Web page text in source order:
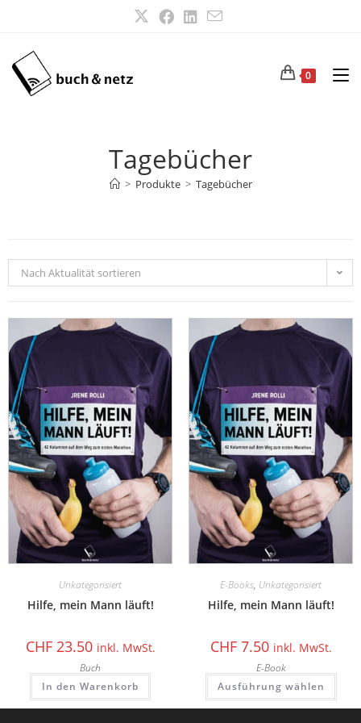
0
Tagebücher
> Produkte > Tagebücher
Nach Aktualität sortieren
Unkategorisiert
Hilfe, mein Mann läuft!
CHF23.50 inkl. MwSt.
Buch
In den Warenkorb
E-Books, Unkategorisiert
Hilfe, mein Mann läuft!
CHF7.50 inkl. MwSt.
E-Book
Ausführung wählen